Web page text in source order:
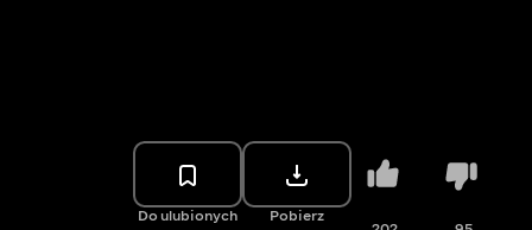
Do ulubionych Pobierz